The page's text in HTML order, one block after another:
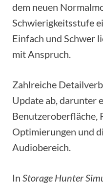
dem neuen
Schwierigkeitsstufe
Einfach und Schwer
mit Anspruch.
Zahlreiche
Update ab, darunter
Benutzeroberfläche,
Optimierungen und
Audiobereich.
In Storage Hunter